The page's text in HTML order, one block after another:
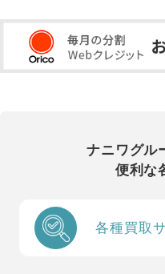
ナニワグル
便利な
各種買取